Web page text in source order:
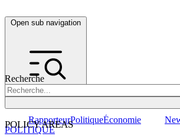
Open sub navigation
Recherche
POLICY AREAS
RapporteurPolitiqueÉconomie
POLITIQUE